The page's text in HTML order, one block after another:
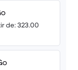
de: 323.00